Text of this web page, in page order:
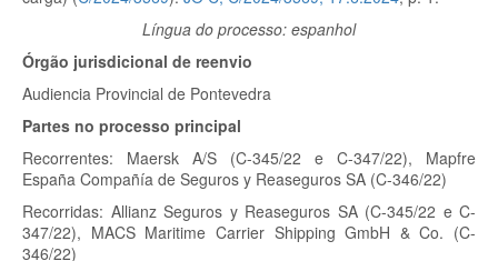
Língua do processo: espanhol
Órgão jurisdicional de reenvio
Audiencia Provincial de Pontevedra
Partes no processo principal
Recorrentes:
Maersk A/S (C-345/22 e C-347/22), Mapfre
España Compañía de Seguros y Reaseguros SA (C-346/22)
Recorridas: Allianz Seguros y Reaseguros SA (C-345/22 e C-
347/22), MACS Maritime Carrier Shipping GmbH & Co. (C-
346/22)